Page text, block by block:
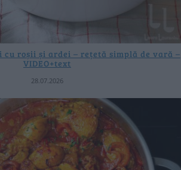
cu roșii și ardei – rețetă simplă de vară –
VIDEO+text
28.07.2026